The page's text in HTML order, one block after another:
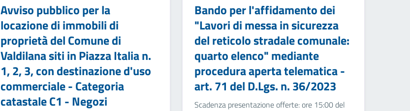
Avviso pubblico per la
locazione di immobili di
proprietà del Comune di
Valdilana siti in Piazza Italia n.
1, 2, 3, con destinazione d'uso
commerciale - Categoria
catastale C1 - Negozi
Bando per l'affidamento dei
"Lavori di messa in sicurezza
del reticolo stradale comunale:
quarto elenco" mediante
procedura aperta telematica -
art. 71 del D.Lgs. n. 36/2023
Scadenza presentazione offerte: ore 15:00 del